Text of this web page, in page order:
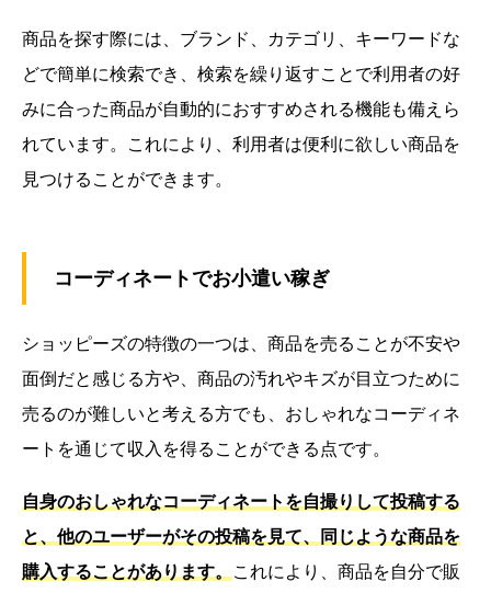
商品を探す際には、ブランド、カテゴリ、キーワードな
どで簡単に検索でき、検索を繰り返すことで利用者の好
みに合った商品が自動的におすすめされる機能も備えら
れています。これにより、利用者は便利に欲しい商品を
見つけることができます。
コーディネートでお小遣い稼ぎ
ショッピーズの特徴の一つは、商品を売ることが不安や
面倒だと感じる方や、商品の汚れやキズが目立つために
売るのが難しいと考える方でも、おしゃれなコーディネ
ートを通じて収入を得ることができる点です。
自身のおしゃれなコーディネートを自撮りして投稿する
と、他のユーザーがその投稿を見て、同じような商品を
購入することがあります。
これにより、商品を自分で販